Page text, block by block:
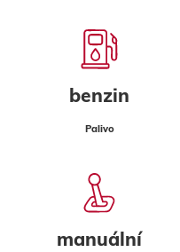
benzin
Palivo
manuální